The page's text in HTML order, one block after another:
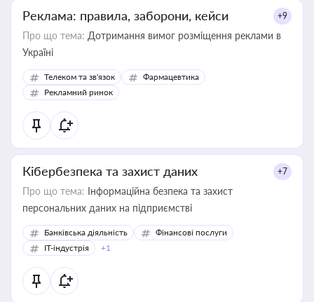
Реклама: правила, заборони, кейси +9
Про що тема: Дотримання вимог розміщення реклами в
Україні
Телеком та зв'язок
Фармацевтика
Рекламний ринок
Кібербезпека та захист даних +7
Про що тема: Інформаційна безпека та захист
персональних даних на підприємстві
Банківська діяльність
Фінансові послуги
IT-індустрія
+1